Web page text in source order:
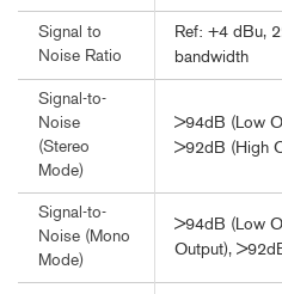
Signal to
Noise Ratio
Ref: +4 dBu,
bandwidth
Signal-to-
Noise
(Stereo
Mode)
>94dB (Low
>92dB (High
Signal-to-
Noise (Mono
Mode)
>94dB (Low
Output),